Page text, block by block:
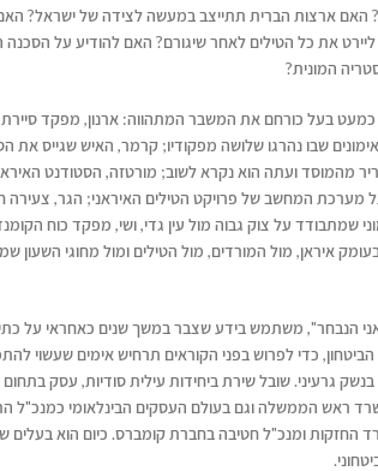
האם ארצות הברית תתייצב במעשה לצידה של ישראל?
ליירט את כל הטילים לאחר שיגורם? האם להודיע על הסכנה
המונית?
כמעט בעל כורחם את המשבר המתהווה: ארנון, מפקד
שבו נהרגו שלושה מפקודיו; קרמר, האיש שגייס את
מהמוסד ועתה הוא נקרא לשוב; מורטזה, הסטודנט
מערכת המחשב של פרויקט הטילים האיראני; הגר, צעירה
שמתבודד על צוק גבוה מול עין גדי, ושי, מפקד כוח
איראן, מול המורדים, מול הטילים ומול מחוגי השעון
הנבחר", משתמש בידע שצבר במשך שנים כאחראי על
כדי לפרוש בפני הקוראים תרחיש אימים שעשוי
גרעיני. שובל שירת ביחידות עילית סודיות, עסק בתחום
ראש הממשלה וגם בעולם העסקים הבינלאומי כמנכ"ל
החזקות ומנכ"ל חטיבה בחברת קומברס. כיום הוא בעלים